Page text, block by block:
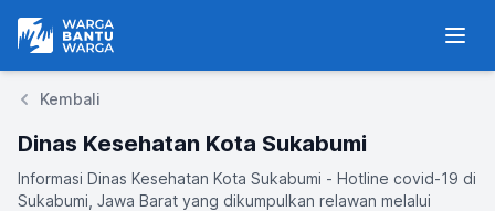
Warga Bantu Warga
Kembali
Dinas Kesehatan Kota Sukabumi
Informasi Dinas Kesehatan Kota Sukabumi - Hotline covid-19 di
Sukabumi, Jawa Barat yang dikumpulkan relawan melalui